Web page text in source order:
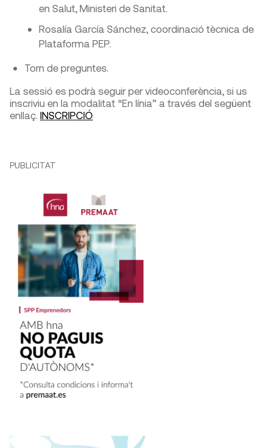
en Salut, Ministeri de Sanitat.
Rosalía García Sánchez, coordinació tècnica de
Plataforma PEP.
Torn de preguntes.
La sessió es podrà seguir per videoconferència, si us
inscriviu en la modalitat “En línia” a través del següent
enllaç. INSCRIPCIÓ
PUBLICITAT